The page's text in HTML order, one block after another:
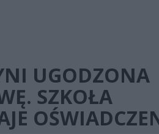
UGODZONA
SZKOŁA